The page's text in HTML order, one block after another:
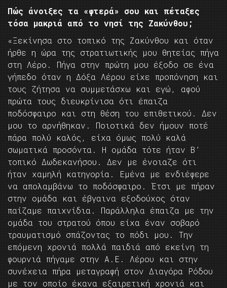
Πώς άνοιξες τα «φτερά» σου και πέταξες
τόσα μακριά από το νησί της Ζακύνθου;
«Ξεκίνησα στο τοπικό της Ζακύνθου και όταν
ήρθε η ώρα της στρατιωτικής μου θητείας πήγα
στη Λέρο. Πήγα στην πρώτη μου έξοδο σε ένα
γήπεδο όταν η Δόξα Λέρου είχε προπόνηση και
τους ζήτησα να συμμετάσχω και εγώ, αφού
πρώτα τους διευκρίνισα ότι έπαιζα
ποδόσφαιρο και στη θέση του επιθετικού. Δεν
μου το αρνήθηκαν. Ποιοτικά δεν ήμουν ποτέ
πάρα πολύ καλός, είχα όμως πολύ καλά
σωματικά προσόντα. Η ομάδα τότε ήταν Β’
τοπικό Δωδεκανήσου. Δεν με ένοιαζε ότι
ήταν χαμηλή κατηγορία. Εμένα με ενδιέφερε
να απολαμβάνω το ποδόσφαιρο. Έτσι με πήραν
στην ομάδα και έβγαινα εξοδούχος όταν
παίζαμε παιχνίδια. Παράλληλα έπαιζα με την
ομάδα του στρατού όπου είχα έναν σοβαρό
τραυματισμό σπάζοντας το πόδι μου. Την
επόμενη χρονιά πολλά παιδιά από εκείνη τη
φουρνιά πήγαμε στην Α.Ε. Λέρου και στην
συνέχεια πήρα μεταγραφή στον Διαγόρα Ρόδου
με τον οποίο έκανα εξαιρετική χρονιά και